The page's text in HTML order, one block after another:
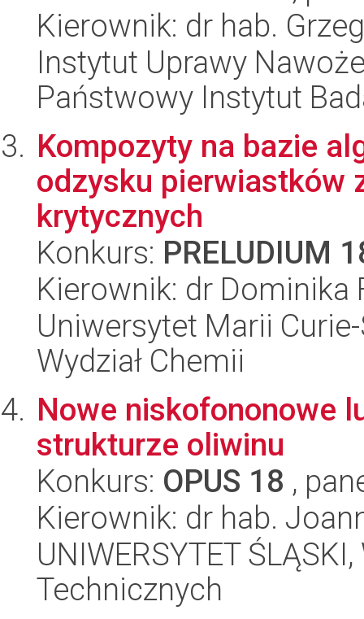
Kierownik: dr hab.
Instytut Uprawy
Państwowy Instytut
Kompozyty na bazie
odzysku pierwiastków
krytycznych
Konkurs: PRELUDIUM
Kierownik: dr Dominika
Uniwersytet Marii
Wydział Chemii
Nowe niskofononowe
strukturze oliwinu
Konkurs: OPUS 18 ,
Kierownik: dr hab.
UNIWERSYTET
Technicznych